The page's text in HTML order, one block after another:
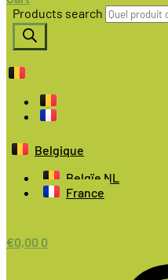
Products search
Belgique
Belgïe NL
France
€0,00 0